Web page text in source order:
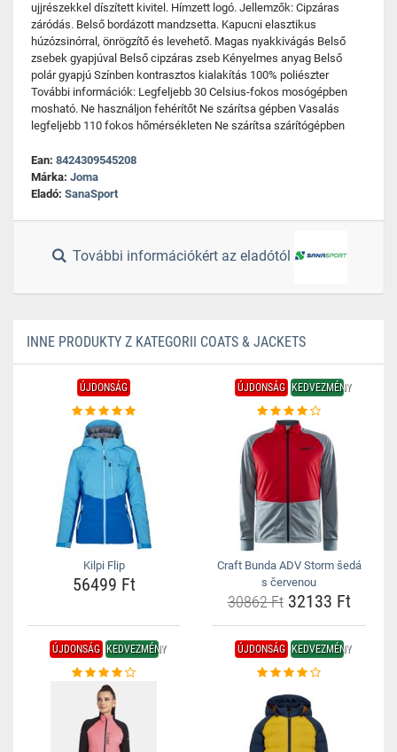
ujjrészekkel díszített kivitel. Hímzett logó. Jellemzők: Cipzáras
záródás. Belső bordázott mandzsetta. Kapucni elasztikus
húzózsinórral, önrögzítő és levehető. Magas nyakkivágás Belső
zsebek gyapjúval Belső cipzáras zseb Kényelmes anyag Belső
polár gyapjú Színben kontrasztos kialakítás 100% poliészter
További információk: Legfeljebb 30 Celsius-fokos mosógépben
mosható. Ne használjon fehérítőt Ne szárítsa gépben Vasalás
legfeljebb 110 fokos hőmérsékleten Ne szárítsa szárítógépben
Ean: 8424309545208
Márka: Joma
Eladó: SanaSport
További információkért az eladótól
INNE PRODUKTY Z KATEGORII COATS & JACKETS
ÚJDONSÁG
Kilpi Flip
56499 Ft
ÚJDONSÁG KEDVEZMÉNY
Craft Bunda ADV Storm šedá
s červenou
30862 Ft32133 Ft
ÚJDONSÁG KEDVEZMÉNY ÚJDONSÁG KEDVEZMÉNY